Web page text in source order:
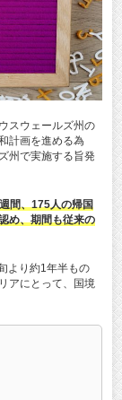
スウェールズ州の
計画を進める為
州で実施する旨発
間、175人の帰国
め、期間も従来の
より約1年半もの
アにとって、国境